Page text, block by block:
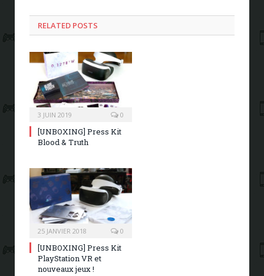
RELATED POSTS
3 JUIN 2019 0
[UNBOXING] Press Kit
Blood & Truth
25 JANVIER 2018 0
[UNBOXING] Press Kit
PlayStation VR et
nouveaux jeux !